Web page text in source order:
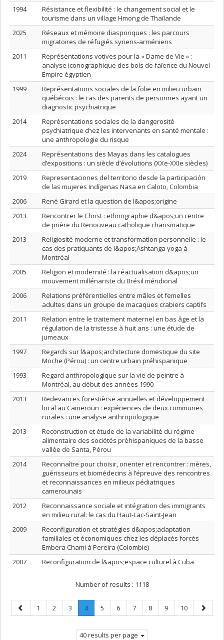
1994
Résistance et flexibilité : le changement social et le
tourisme dans un village Hmong de Thaïlande
2025
Réseaux et mémoire diasporiques : les parcours
migratoires de réfugiés syriens-arméniens
2011
Représentations votives pour la « Dame de Vie » :
analyse iconographique des bols de faïence du Nouvel
Empire égyptien
1999
Représentations sociales de la folie en milieu urbain
québécois : le cas des parents de personnes ayant un
diagnostic psychiatrique
2014
Représentations sociales de la dangerosité
psychiatrique chez les intervenants en santé mentale :
une anthropologie du risque
2024
Représentations des Mayas dans les catalogues
d’expositions : un siècle d’évolutions (XXe-XXIe siècles)
2019
Representaciones del territorio desde la participación
de las mujeres Indígenas Nasa en Caloto, Colombia
2006
René Girard et la question de l&apos;origine
2013
Rencontrer le Christ : ethnographie d&apos;un centre
de prière du Renouveau catholique charismatique
2013
Religiosité moderne et transformation personnelle : le
cas des pratiquants de l&apos;Ashtanga yoga à
Montréal
2005
Religion et modernité : la réactualisation d&apos;un
mouvement millénariste du Brésil méridional
2006
Relations préférentielles entre mâles et femelles
adultes dans un groupe de macaques crabiers captifs
2011
Relation entre le traitement maternel en bas âge et la
régulation de la tristesse à huit ans : une étude de
jumeaux
1997
Regards sur l&apos;architecture domestique du site
Moche (Pérou) : un centre urbain préhispanique
1993
Regard anthropologique sur la vie de peintre à
Montréal, au début des années 1990
2013
Redevances forestièrse annuelles et développement
local au Cameroun : expériences de deux communes
rurales : une analyse anthropologique
2013
Reconstruction et étude de la variabilité du régime
alimentaire des sociétés préhispaniques de la basse
vallée de Santa, Pérou
2014
Reconnaître pour choisir, orienter et rencontrer : mères,
guérisseurs et biomédecins à l’épreuve des rencontres
et reconnaissances en milieux pédiatriques
camerounais
2012
Reconnaissance sociale et intégration des immigrants
en milieu rural: le cas du Haut-Lac-Saint-Jean
2009
Reconfiguration et stratégies d&apos;adaptation
familiales et économiques chez les déplacés forcés
Embera Chami à Pereira (Colombie)
2007
Reconfiguration de l&apos;espace culturel à Cuba
Number of results : 1118
Previous
page
Page
1 Page
2 Page
3 Page
4.
Current
Page
5 Page
6 Page
7 Page
8 Page
9 Page
10
Next
page
40 results per page